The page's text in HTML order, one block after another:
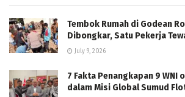
Tembok Rumah di Godean
Dibongkar, Satu Pekerja
July 9, 2026
7 Fakta Penangkapan 9 WNI
dalam Misi Global Sumud